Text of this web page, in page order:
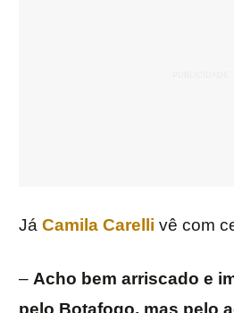
Já Camila Carelli vê com
– Acho bem arriscado e